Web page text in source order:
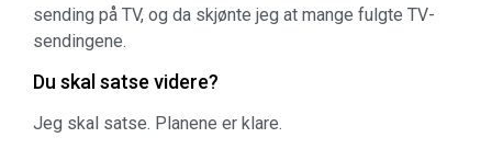
sending på TV, og da skjønte jeg at mange fulgte TV-
sendingene.
Du skal satse videre?
Jeg skal satse. Planene er klare.